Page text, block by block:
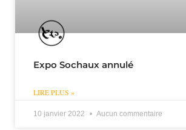
Expo Sochaux annulé
LIRE PLUS »
10 janvier 2022 Aucun commentaire